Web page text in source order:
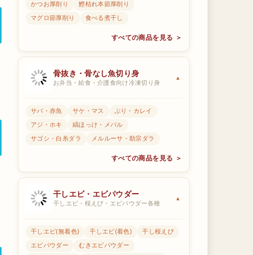
かつお厚削り
鰹枯れ本節厚削り
マグロ節厚削り
食べる煮干し
すべての商品を見る ＞
骨抜き・骨なし魚切り身
お弁当・給食・介護食向け冷凍切り身
サバ・赤魚 サケ・マス
ぶり・カレイ
アジ・ホキ
縞ほっけ・メバル
サゴシ・白糸ダラ
メルルーサ・助宗ダラ
すべての商品を見る ＞
干しエビ・エビパウダー
干しエビ・桜えび・エビパウダー各種
干しエビ(無着色) 干しエビ(着色)
干し桜えび
エビパウダー
むきエビパウダー